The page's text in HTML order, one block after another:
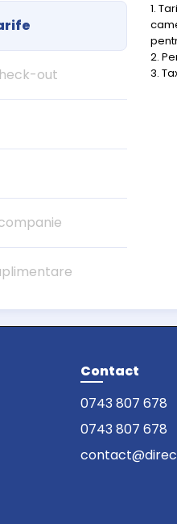
out
1.
2.
3.
Contact
0743 807 678
0743 807 678